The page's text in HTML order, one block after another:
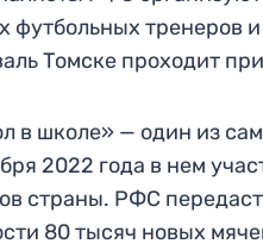
футбольных тренеров
Томске проходит
в школе» — один из
2022 года в нем
страны. РФС
80 тысяч новых